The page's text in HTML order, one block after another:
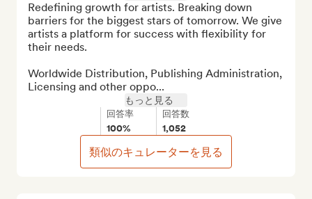
Redefining growth for artists. Breaking down
barriers for the biggest stars of tomorrow. We give
artists a platform for success with flexibility for
their needs.
Worldwide Distribution, Publishing Administration,
Licensing and other oppo...
もっと見る
回答率
100%
回答数
1,052
類似のキュレーターを見る